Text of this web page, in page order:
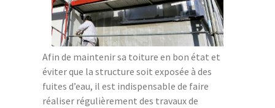
Afin de maintenir sa toiture en bon état et
éviter que la structure soit exposée à des
fuites d’eau, il est indispensable de faire
réaliser régulièrement des travaux de